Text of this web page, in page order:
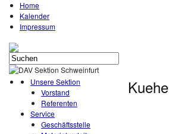
Home
Kalender
Impressum
Unsere Sektion
Vorstand
Referenten
Service
Geschäftsstelle
Kuehe